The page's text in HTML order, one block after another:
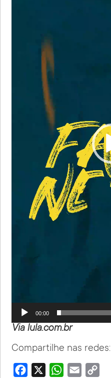
00:00
Via lula.com.br
Compartilhe nas redes:
Facebook WhatsApp
Email